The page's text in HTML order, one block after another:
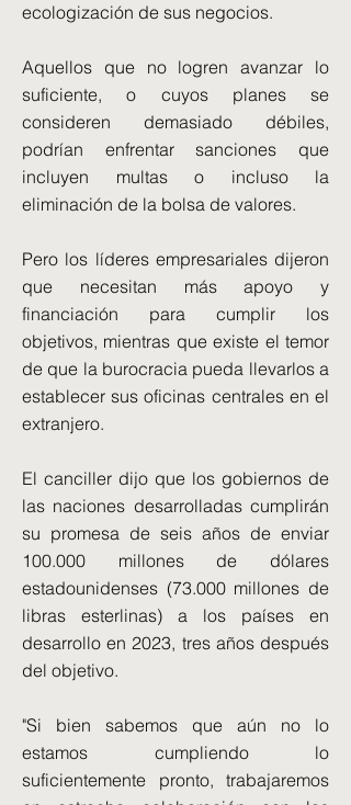
ecologización de sus negocios.
Aquellos que no logren avanzar lo
suficiente, o cuyos planes se
consideren demasiado débiles,
podrían enfrentar sanciones que
incluyen multas o incluso la
eliminación de la bolsa de valores.
Pero los líderes empresariales dijeron
que necesitan más apoyo y
financiación para cumplir los
objetivos, mientras que existe el temor
de que la burocracia pueda llevarlos a
establecer sus oficinas centrales en el
extranjero.
El canciller dijo que los gobiernos de
las naciones desarrolladas cumplirán
su promesa de seis años de enviar
100.000 millones de dólares
estadounidenses (73.000 millones de
libras esterlinas) a los países en
desarrollo en 2023, tres años después
del objetivo.
"Si bien sabemos que aún no lo
estamos cumpliendo lo
suficientemente pronto, trabajaremos